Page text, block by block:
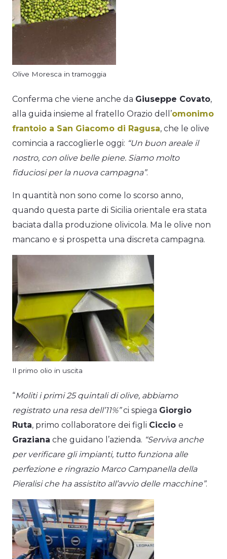
Olive Moresca in tramoggia
Conferma che viene anche da Giuseppe Covato,
alla guida insieme al fratello Orazio dell’omonimo
frantoio a San Giacomo di Ragusa, che le olive
comincia a raccoglierle oggi: “Un buon areale il
nostro, con olive belle piene. Siamo molto
fiduciosi per la nuova campagna”.
In quantità non sono come lo scorso anno,
quando questa parte di Sicilia orientale era stata
baciata dalla produzione olivicola. Ma le olive non
mancano e si prospetta una discreta campagna.
Il primo olio in uscita
“Moliti i primi 25 quintali di olive, abbiamo
registrato una resa dell’11%”ci spiega Giorgio
Ruta, primo collaboratore dei figli Ciccio e
Graziana che guidano l’azienda. “Serviva anche
per verificare gli impianti, tutto funziona alle
perfezione e ringrazio Marco Campanella della
Pieralisi che ha assistito all’avvio delle macchine”.